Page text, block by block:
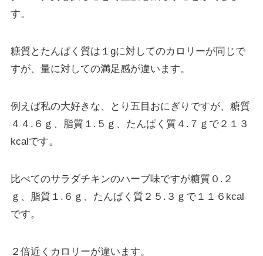
す。
糖質とたんぱく質は１gに対してのカロリーが同じで
すが、量に対しての満足感が違います。
例えば私の大好きな、とり五目おにぎりですが、糖質
４４.６ｇ、脂質１.５ｇ、たんぱく質４.７ｇで２１３
kcalです。
比べてのサラダチキンのハーブ味ですが糖質０.２
ｇ、脂質１.６ｇ、たんぱく質２５.３ｇで１１６kcal
です。
２倍近くカロリーが違います。